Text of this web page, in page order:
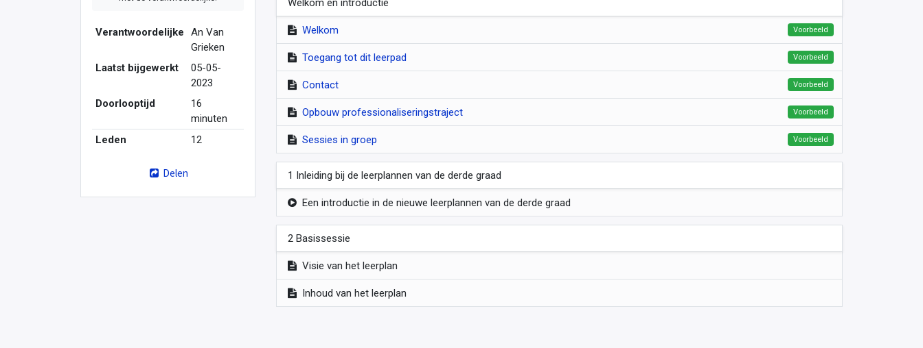
Verantwoordelijke
An Van
Grieken
Laatst bijgewerkt
05-05-
2023
Doorlooptijd
16
minuten
Leden
12
Delen
Welkom en introductie
Welkom Voorbeeld
Toegang tot dit leerpad Voorbeeld
Contact Voorbeeld
Opbouw professionaliseringstraject Voorbeeld
Sessies in groep Voorbeeld
1 Inleiding bij de leerplannen van de derde graad
Een introductie in de nieuwe leerplannen van de derde graad
2 Basissessie
Visie van het leerplan
Inhoud van het leerplan